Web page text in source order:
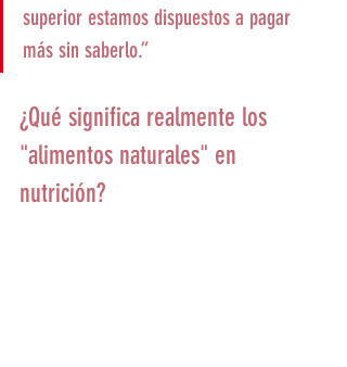
superior estamos dispuestos a pagar
más sin saberlo.”
¿Qué significa realmente los
"alimentos naturales" en
nutrición?